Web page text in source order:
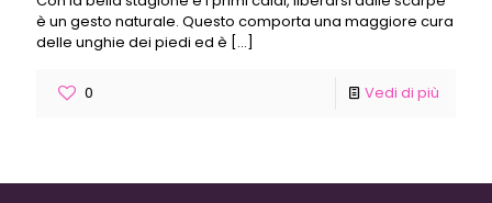
è un gesto naturale. Questo comporta una maggiore cura
delle unghie dei piedi ed è […]
0 Vedi di più